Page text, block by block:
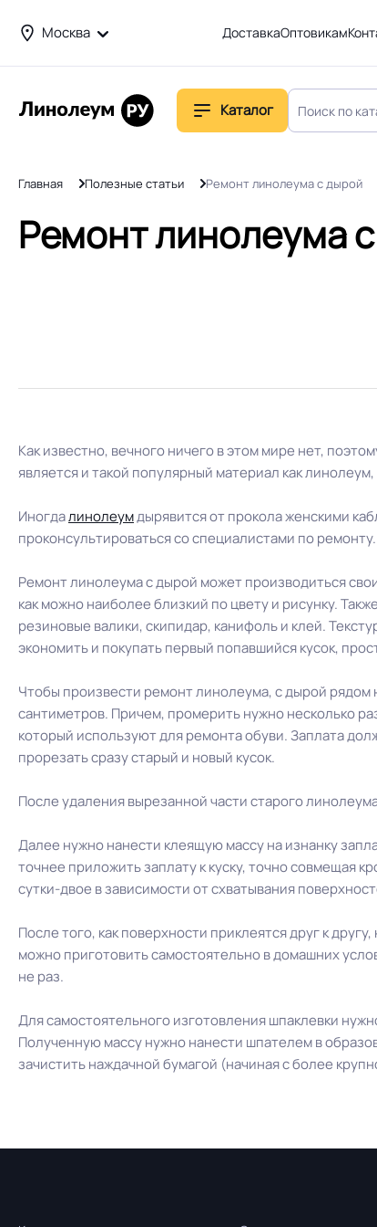
Москва ДоставкаОптовикам
Каталог
Главная Полезные статьи Ремонт линолеума с дырой
Ремонт линолеума
Как известно, вечного ничего в этом мире нет,
является и такой популярный материал как
Иногдалинолеумдырявится от прокола женскими
проконсультироваться со специалистами по ремонту.
Ремонт линолеума с дырой может производиться
как можно наиболее близкий по цвету и рисунку.
резиновые валики, скипидар, канифоль и клей.
экономить и покупать первый попавшийся кусок,
Чтобы произвести ремонт линолеума, с дырой
сантиметров. Причем, промерить нужно несколько
который используют для ремонта обуви. Заплата
прорезать сразу старый и новый кусок.
После удаления вырезанной части старого
Далее нужно нанести клеящую массу на изнанку
точнее приложить заплату к куску, точно совмещая
сутки-двое в зависимости от схватывания
После того, как поверхности приклеятся друг к
можно приготовить самостоятельно в домашних
не раз.
Для самостоятельного изготовления шпаклевки
Полученную массу нужно нанести шпателем в
зачистить наждачной бумагой (начиная с более